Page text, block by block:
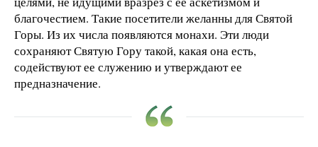
благочестием. Такие посетители желанны для Святой
Горы. Из их числа появляются монахи. Эти люди
сохраняют Святую Гору такой, какая она есть,
содействуют ее служению и утверждают ее
предназначение.